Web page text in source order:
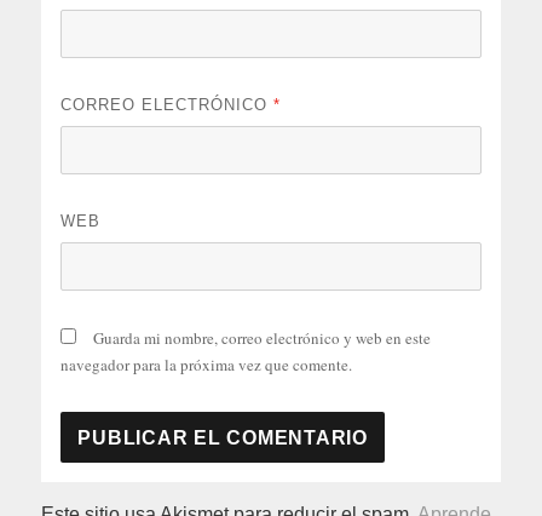
CORREO ELECTRÓNICO*
WEB
Guarda mi nombre, correo electrónico y web en este
navegador para la próxima vez que comente.